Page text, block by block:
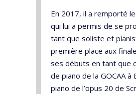
En 2017, il a remporté
qui lui a permis de se
tant que soliste et
première place aux
ses débuts en tant que
de piano de la GOCAA
piano de l’opus 20 de